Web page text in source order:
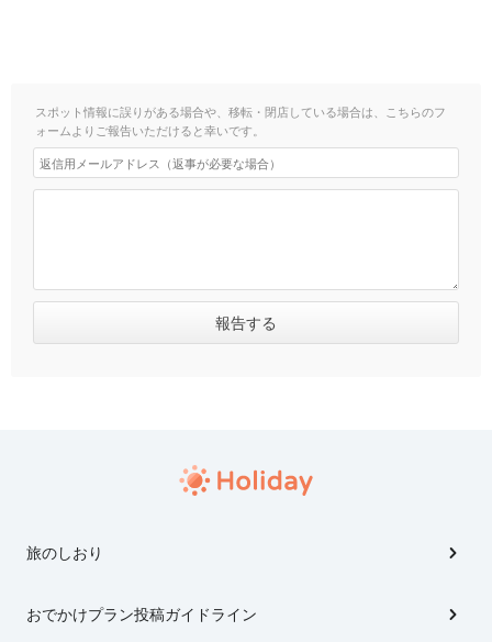
スポット情報に誤りがある場合や、移転・閉店している場合は、こちらのフ
ォームよりご報告いただけると幸いです。
旅のしおり
おでかけプラン投稿ガイドライン